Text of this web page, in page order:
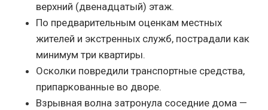
верхний (двенадцатый) этаж.
По предварительным оценкам местных
жителей и экстренных служб, пострадали как
минимум три квартиры.
Осколки повредили транспортные средства,
припаркованные во дворе.
Взрывная волна затронула соседние дома —